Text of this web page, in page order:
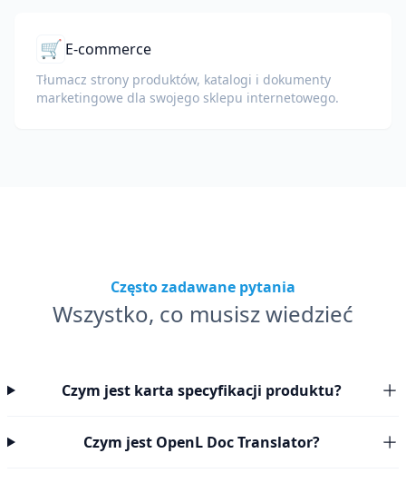
🛒 E-commerce
Tłumacz strony produktów, katalogi i dokumenty
marketingowe dla swojego sklepu internetowego.
Często zadawane pytania
Wszystko, co musisz wiedzieć
Czym jest karta specyfikacji produktu?
Czym jest OpenL Doc Translator?